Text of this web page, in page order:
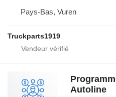
Pays-Bas, Vuren
Truckparts1919
Autoline